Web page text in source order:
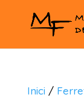
Inici /